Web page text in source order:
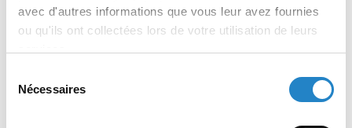
avec d'autres informations que vous leur avez fournies
ou qu'ils ont collectées lors de votre utilisation de leurs
Nécessaires